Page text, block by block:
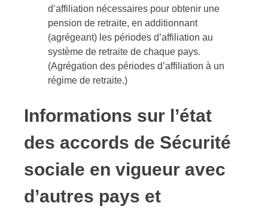
d’affiliation nécessaires pour obtenir une
pension de retraite, en additionnant
(agrégeant) les périodes d’affiliation au
système de retraite de chaque pays.
(Agrégation des périodes d’affiliation à un
régime de retraite.)
Informations sur l’état
des accords de Sécurité
sociale en vigueur avec
d’autres pays et